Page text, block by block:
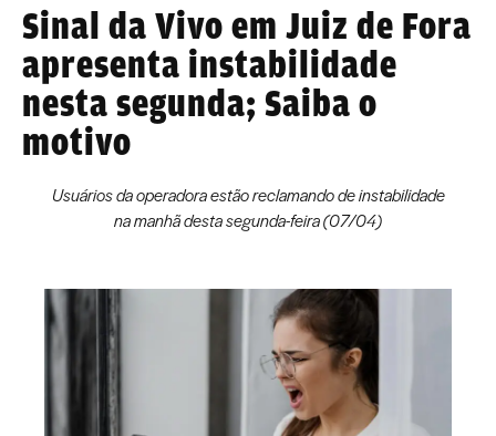
Sinal da Vivo em Juiz de Fora
apresenta instabilidade
nesta segunda; Saiba o
motivo
Usuários da operadora estão reclamando de instabilidade
na manhã desta segunda-feira (07/04)